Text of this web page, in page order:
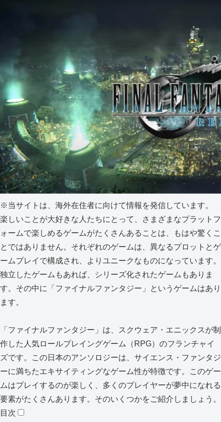
※当サイトは、海外在住者に向けて情報を発信しています。
楽しいことが大好きな人たちにとって、さまざまなプラットフ
ォームで楽しめるゲームがたくさんあることは、もはや驚くこ
とではありません。それぞれのゲームは、異なるプロットとゲ
ームプレイで構成され、よりユニークなものになっています。
独立したゲームもあれば、シリーズ化されたゲームもありま
す。その中に「ファイナルファンタジー」というゲームはあり
ます。
「ファイナルファンタジー」は、スクウェア・エニックスが制
作した人気ロールプレイングゲーム（RPG）のフランチャイ
ズです。この日本のアンソロジーは、サイエンス・ファンタジ
ーに満ちたエキサイティングなゲーム性が特徴です。このゲー
ムはプレイするのが楽しく、多くのプレイヤーが夢中になれる
要素がたくさんあります。そのいくつかをご紹介しましょう。
目次